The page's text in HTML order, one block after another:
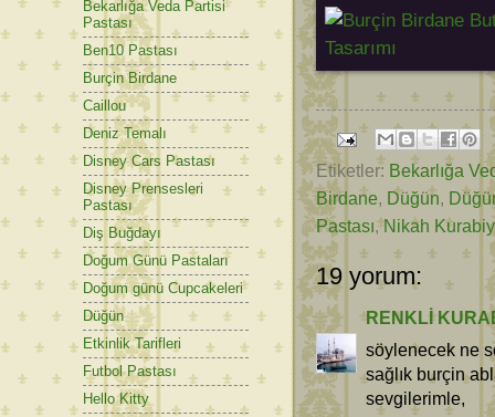
Etiketler: Bekarlığa
Birdane, Düğün,
Pastası,Nikah
19 yorum:
RENKLİ
söylenecek ne
sağlık burçin
sevgilerimle,
Bekarlığa Veda Partisi
Pastası
Ben10 Pastası
Burçin Birdane
Caillou
Deniz Temalı
Disney Cars Pastası
Disney Prensesleri
Pastası
Diş Buğdayı
Doğum Günü Pastaları
Doğum günü Cupcakeleri
Düğün
Etkinlik Tarifleri
Futbol Pastası
Hello Kitty